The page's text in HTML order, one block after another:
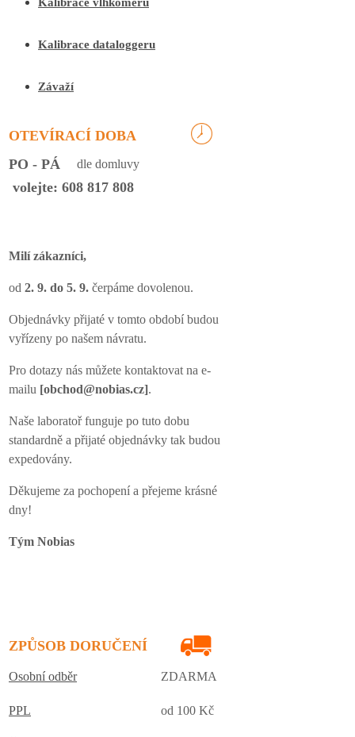
Kalibrace dataloggeru
Závaží
OTEVÍRACÍ DOBA
PO - PÁ
dle domluvy
volejte: 608 817 808
Milí zákazníci,
od 2. 9. do 5. 9. čerpáme dovolenou.
Objednávky přijaté v tomto období budou
vyřízeny po našem návratu.
Pro dotazy nás můžete kontaktovat na e-
mailu [obchod@nobias.cz].
Naše laboratoř funguje po tuto dobu
standardně a přijaté objednávky tak budou
expedovány.
Děkujeme za pochopení a přejeme krásné
dny!
Tým Nobias
ZPŮSOB DORUČENÍ
Osobní odběr ZDARMA
PPL od 100 Kč